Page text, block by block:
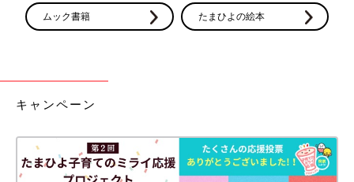
ムック書籍 たまひよの絵本
キャンペーン